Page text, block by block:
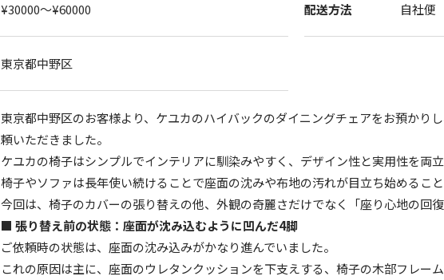
¥30000〜¥60000 配送方法 自社便
東京都中野区
東京都中野区のお客様より、ケユカのハイバックのダイニングチェアをお預かり
頼いただきました。
ケユカの椅子はシンプルでインテリアに馴染みやすく、デザイン性と実用性を両
椅子やソファは長年使い続けることで座面の沈みや布地の汚れが目立ち始めること
今回は、椅子のカバーの張り替えの他、外観の奇麗さだけでなく「座り心地の回
■ 張り替え前の状態：座面が沈み込むように凹んだ4脚
ご依頼時の状態は、座面の沈み込みがかなり進んでいました。
これの原因は主に、座面のウレタンクッションを下支えする、椅子の木部フレー